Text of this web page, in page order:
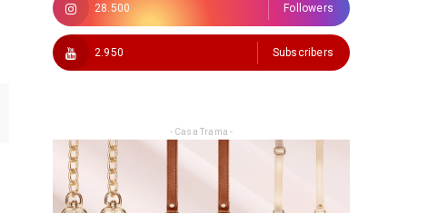
28.500 Followers
2.950 Subscribers
- Casa Trama -